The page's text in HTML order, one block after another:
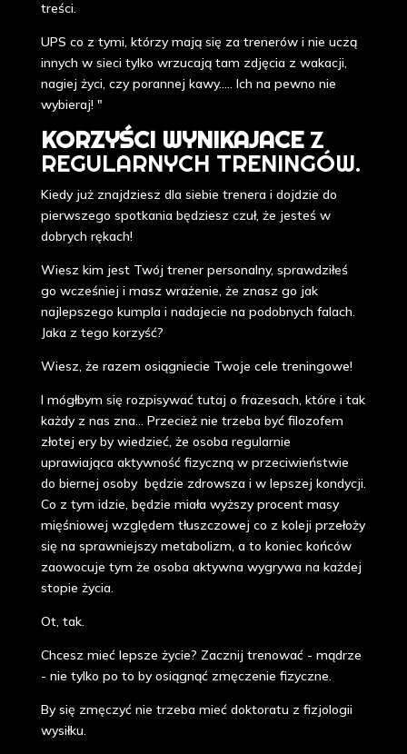
treści.
UPS co z tymi, którzy mają się za trenerów i nie uczą
innych w sieci tylko wrzucają tam zdjęcia z wakacji,
nagiej życi, czy porannej kawy..... Ich na pewno nie
wybieraj! "
KORZYŚCI WYNIKAJACE Z
REGULARNYCH TRENINGÓW.
Kiedy już znajdziesz dla siebie trenera i dojdzie do
pierwszego spotkania będziesz czuł, że jesteś w
dobrych rękach!
Wiesz kim jest Twój trener personalny, sprawdziłeś
go wcześniej i masz wrażenie, że znasz go jak
najlepszego kumpla i nadajecie na podobnych falach.
Jaka z tego korzyść?
Wiesz, że razem osiągniecie Twoje cele treningowe!
I mógłbym się rozpisywać tutaj o frazesach, które i tak
każdy z nas zna... Przecież nie trzeba być filozofem
złotej ery by wiedzieć, że osoba regularnie
uprawiająca aktywność fizyczną w przeciwieństwie
do biernej osoby będzie zdrowsza i w lepszej kondycji.
Co z tym idzie, będzie miała wyższy procent masy
mięśniowej względem tłuszczowej co z koleji przełoży
się na sprawniejszy metabolizm, a to koniec końców
zaowocuje tym że osoba aktywna wygrywa na każdej
stopie życia.
Ot, tak.
Chcesz mieć lepsze życie? Zacznij trenować - mądrze
- nie tylko po to by osiągnąć zmęczenie fizyczne.
By się zmęczyć nie trzeba mieć doktoratu z fizjologii
wysiłku.